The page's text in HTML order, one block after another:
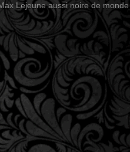
Lejeune aussi noire de monde